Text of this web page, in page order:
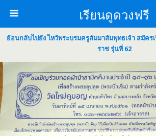
เรียนดูดวงฟรี
ย้อนกลับไปยัง ไหว้พระบรมครูสัมมาสัมพุทธเจ้า สมัค
ราช รุ่นที่ 62